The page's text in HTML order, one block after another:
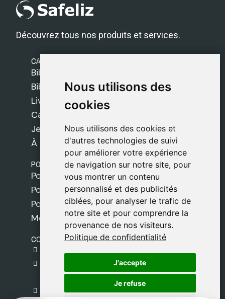
Nous utilisons des
cookies
Nous utilisons des cookies et
d'autres technologies de suivi
pour améliorer votre expérience
de navigation sur notre site, pour
vous montrer un contenu
personnalisé et des publicités
ciblées, pour analyser le trafic de
notre site et pour comprendre la
provenance de nos visiteurs.
Politique de confidentialité
J'accepte
Je refuse
Nous utilisons des
cookies
Nous utilisons des cookies et
d'autres technologies de suivi
pour améliorer votre expérience
de navigation sur notre site, pour
vous montrer un contenu
personnalisé et des publicités
ciblées, pour analyser le trafic de
notre site et pour comprendre la
provenance de nos visiteurs.
Politique de confidentialité
J'accepte
Je refuse
Découvrez tous nos produits et services.
CATÉGORIES
Bibles Safeliz
Bibles
Livres
Cadeaux
Jeux
À propos de nous
POLITIQUES
Politique de livraison
Politique de cookies
Politique de confidentialité
Mentions légales
CONTACT
C. del Pradillo, 6, 28770 Colmenar Viejo,
Madrid
+34 918 459 877